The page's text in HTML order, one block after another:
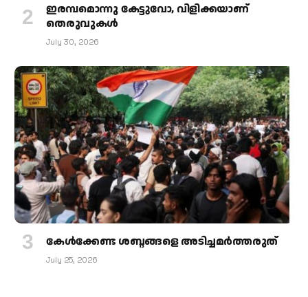
ഇരമ്പമൊന്നു കേട്ടുവോ, വിളിക്കയാണ്
തെരുവുകള്‍
July 30, 2026
കേള്‍ക്കേണ്ട ശബ്ദങ്ങളെ അടിച്ചമര്‍ത്തരുത്
July 25, 2026